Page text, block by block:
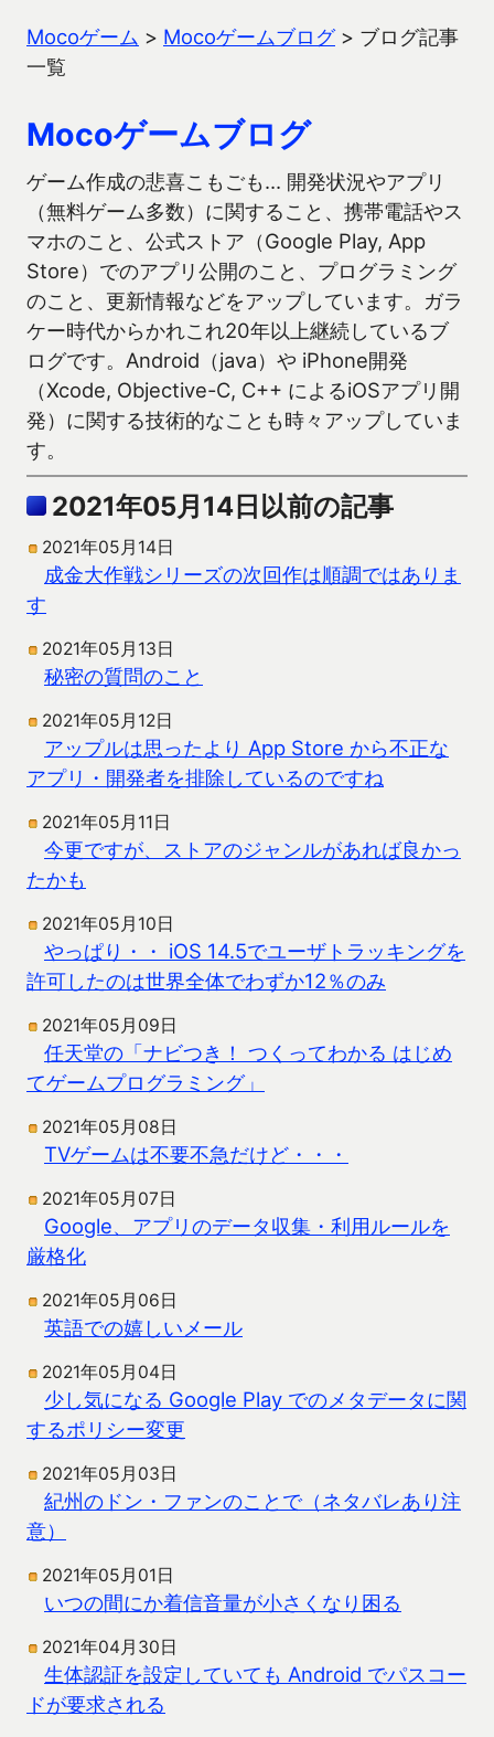
Mocoゲーム > Mocoゲームブログ> ブログ記事
一覧
Mocoゲームブログ
ゲーム作成の悲喜こもごも… 開発状況やアプリ
（無料ゲーム多数）に関すること、携帯電話やス
マホのこと、公式ストア（Google Play, App
Store）でのアプリ公開のこと、プログラミング
のこと、更新情報などをアップしています。ガラ
ケー時代からかれこれ20年以上継続しているブ
ログです。Android（java）や iPhone開発
（Xcode, Objective-C, C++ によるiOSアプリ開
発）に関する技術的なことも時々アップしていま
す。
2021年05月14日以前の記事
2021年05月14日
成金大作戦シリーズの次回作は順調ではありま
す
2021年05月13日
秘密の質問のこと
2021年05月12日
アップルは思ったより App Store から不正な
アプリ・開発者を排除しているのですね
2021年05月11日
今更ですが、ストアのジャンルがあれば良かっ
たかも
2021年05月10日
やっぱり・・ iOS 14.5でユーザトラッキングを
許可したのは世界全体でわずか12％のみ
2021年05月09日
任天堂の「ナビつき！ つくってわかる はじめ
てゲームプログラミング」
2021年05月08日
TVゲームは不要不急だけど・・・
2021年05月07日
Google、アプリのデータ収集・利用ルールを
厳格化
2021年05月06日
英語での嬉しいメール
2021年05月04日
少し気になる Google Play でのメタデータに関
するポリシー変更
2021年05月03日
紀州のドン・ファンのことで（ネタバレあり注
意）
2021年05月01日
いつの間にか着信音量が小さくなり困る
2021年04月30日
生体認証を設定していても Android でパスコー
ドが要求される